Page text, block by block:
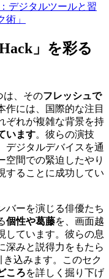
デジタルツールと習
」
」を彩る
は、そのフレッシュで
作には、国際的な注目
ぞれが複雑な背景を持
います。彼らの演技
デジタルデバイスを通
空間での緊迫したやり
することに成功してい
バーを演じる俳優たち
個性や葛藤を、画面越
しています。彼らの息
深みと説得力をもたら
き込みます。このセク
ころを詳しく掘り下げ